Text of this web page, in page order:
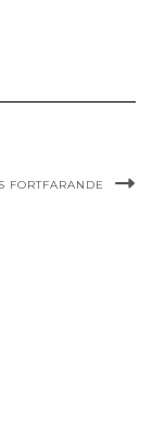
FORTFARANDE